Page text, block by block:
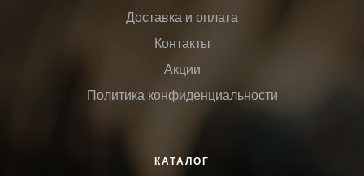
Доставка и оплата
Контакты
Акции
Политика конфиденциальности
КАТАЛОГ